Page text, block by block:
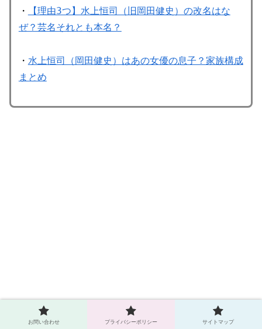
・
【理由3つ】水上恒司（旧岡田健史）の改名はな
ぜ？芸名それとも本名？
・ 水上恒司（岡田健史）はあの女優の息子？家族構成
まとめ
お問い合わせ プライバシーポリシー サイトマップ